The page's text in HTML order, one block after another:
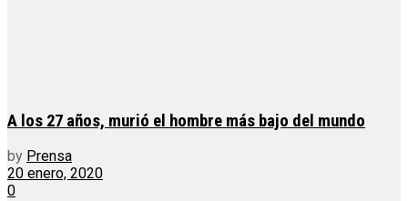
A los 27 años, murió el hombre más bajo del mundo
by Prensa
20 enero, 2020
0